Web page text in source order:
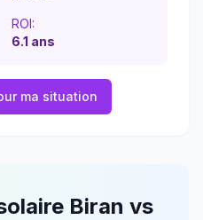
ROI:
6.1 ans
ma situation
Biran vs